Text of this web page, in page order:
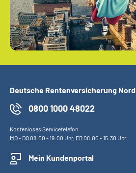
Deutsche Rentenversicherung Nord
0800 1000 48022
Kostenloses Servicetelefon
MO- DO08:00 - 19:00 Uhr, FR08:00 - 15:30 Uhr
Mein Kundenportal